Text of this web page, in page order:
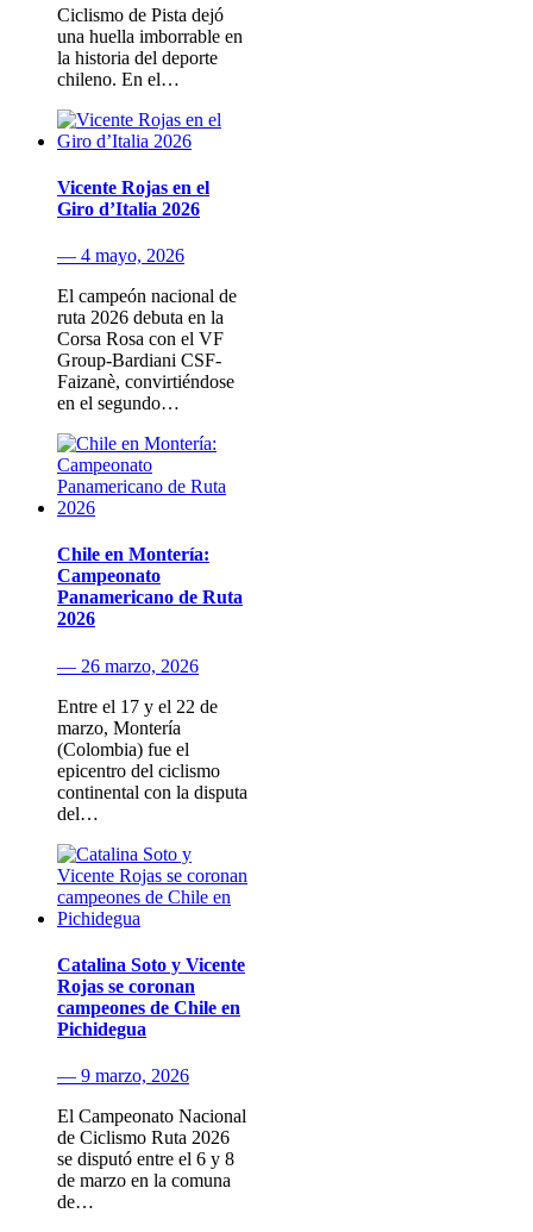
Ciclismo de Pista dejó
una huella imborrable en
la historia del deporte
chileno. En el…
Vicente Rojas en el
Giro d’Italia 2026
— 4 mayo, 2026
El campeón nacional de
ruta 2026 debuta en la
Corsa Rosa con el VF
Group-Bardiani CSF-
Faizanè, convirtiéndose
en el segundo…
Chile en Montería:
Campeonato
Panamericano de Ruta
2026
— 26 marzo, 2026
Entre el 17 y el 22 de
marzo, Montería
(Colombia) fue el
epicentro del ciclismo
continental con la disputa
del…
Catalina Soto y Vicente
Rojas se coronan
campeones de Chile en
Pichidegua
— 9 marzo, 2026
El Campeonato Nacional
de Ciclismo Ruta 2026
se disputó entre el 6 y 8
de marzo en la comuna
de…